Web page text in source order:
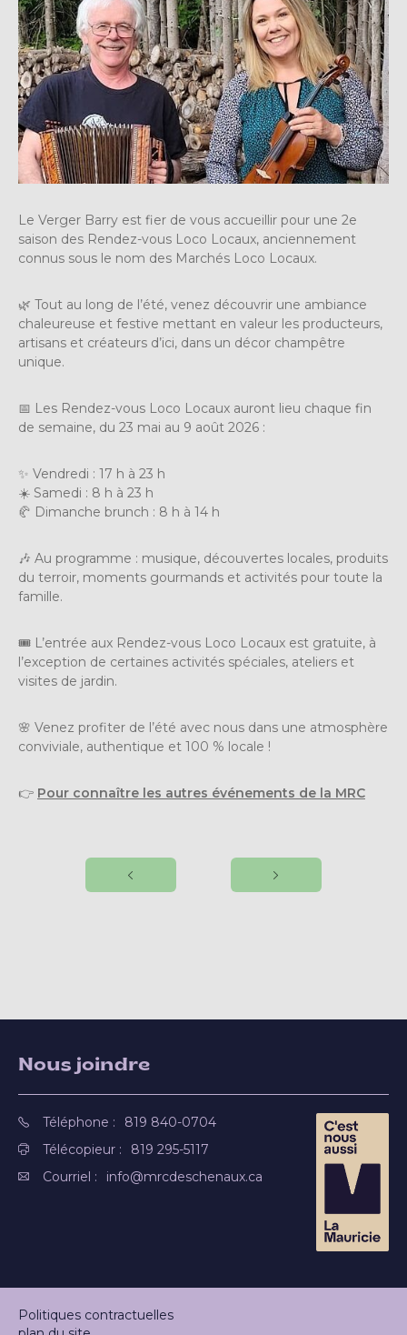
Le Verger Barry est fier de vous accueillir pour une 2e
saison des Rendez-vous Loco Locaux, anciennement
connus sous le nom des Marchés Loco Locaux.
🌿 Tout au long de l’été, venez découvrir une ambiance
chaleureuse et festive mettant en valeur les producteurs,
artisans et créateurs d’ici, dans un décor champêtre
unique.
📅 Les Rendez-vous Loco Locaux auront lieu chaque fin
de semaine, du 23 mai au 9 août 2026 :
✨ Vendredi : 17 h à 23 h
☀️ Samedi : 8 h à 23 h
🥐 Dimanche brunch : 8 h à 14 h
🎶 Au programme : musique, découvertes locales, produits
du terroir, moments gourmands et activités pour toute la
famille.
🎟️ L’entrée aux Rendez-vous Loco Locaux est gratuite, à
l’exception de certaines activités spéciales, ateliers et
visites de jardin.
🌸 Venez profiter de l’été avec nous dans une atmosphère
conviviale, authentique et 100 % locale !
👉 Pour connaître les autres événements de la MRC
Nous joindre
Téléphone :
819 840-0704
Télécopieur :
819 295-5117
Courriel :
info@mrcdeschenaux.ca
Politiques contractuelles